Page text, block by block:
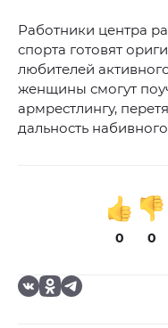
Работники центра
спорта готовят
любителей
женщины смогут
армрестлингу,
дальность
0 0